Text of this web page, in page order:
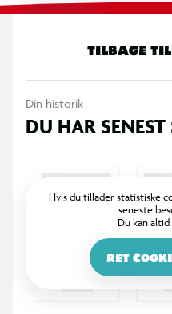
TILBAGE
Din historik
DU HAR SENEST
Hvis du tillader statistiske
seneste
Du kan
RET